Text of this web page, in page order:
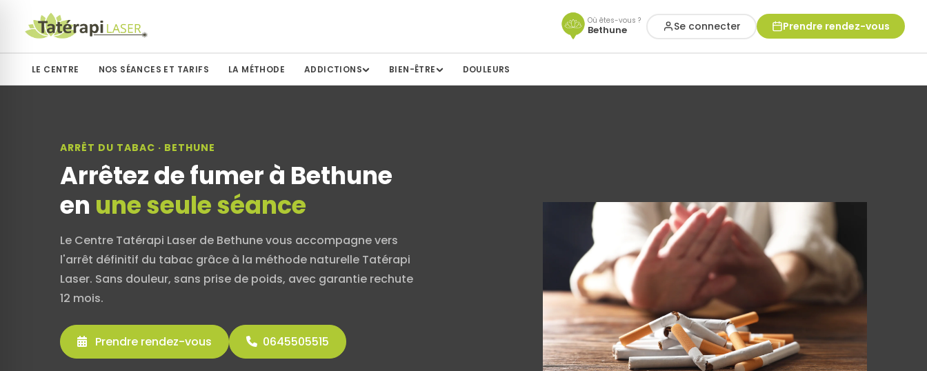
Où êtes-vous ?
Bethune Se connecter Prendre rendez-vous
LE CENTRE NOS SÉANCES ET TARIFS LA MÉTHODE ADDICTIONS BIEN-ÊTRE DOULEURS
ARRÊT DU TABAC · BETHUNE
Arrêtez de fumer à Bethune
en une seule séance
Le Centre Tatérapi Laser de Bethune vous accompagne vers
l'arrêt définitif du tabac grâce à la méthode naturelle Tatérapi
Laser. Sans douleur, sans prise de poids, avec garantie rechute
12 mois.
Prendre rendez-vous 0645505515